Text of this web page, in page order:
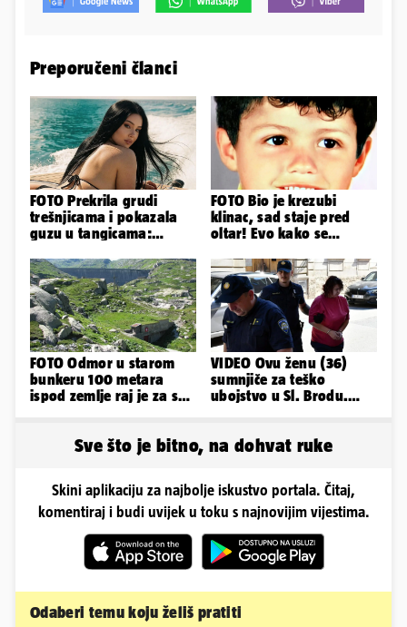
Preporučeni članci
FOTO Prekrila grudi
trešnjicama i pokazala
guzu u tangicama:
Slavonka
FOTO Bio je krezubi
klinac, sad staje pred
oltar! Evo kako se
najvećih...
FOTO Odmor u starom
bunkeru 100 metara
ispod zemlje raj je za sva
VIDEO Ovu ženu (36)
sumnjiče za teško
ubojstvo u Sl. Brodu.
Sve što je bitno, na dohvat ruke
Skini aplikaciju za najbolje iskustvo portala. Čitaj,
komentiraj i budi uvijek u toku s najnovijim vijestima.
Odaberi temu koju želiš pratiti